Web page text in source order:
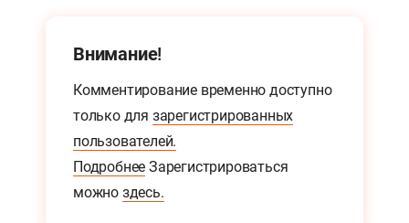
Внимание!
Комментирование временно доступно
только для зарегистрированных
пользователей.
Подробнее Зарегистрироваться
можно здесь.